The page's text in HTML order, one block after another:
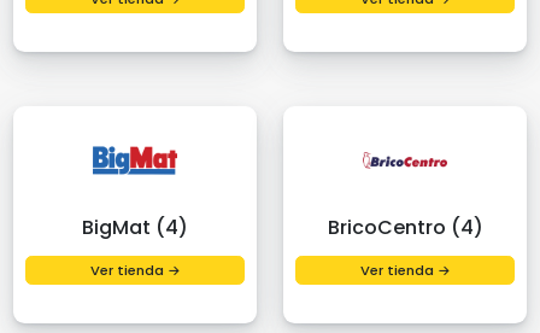
BigMat (4)
Ver tienda →
BricoCentro (4)
Ver tienda →